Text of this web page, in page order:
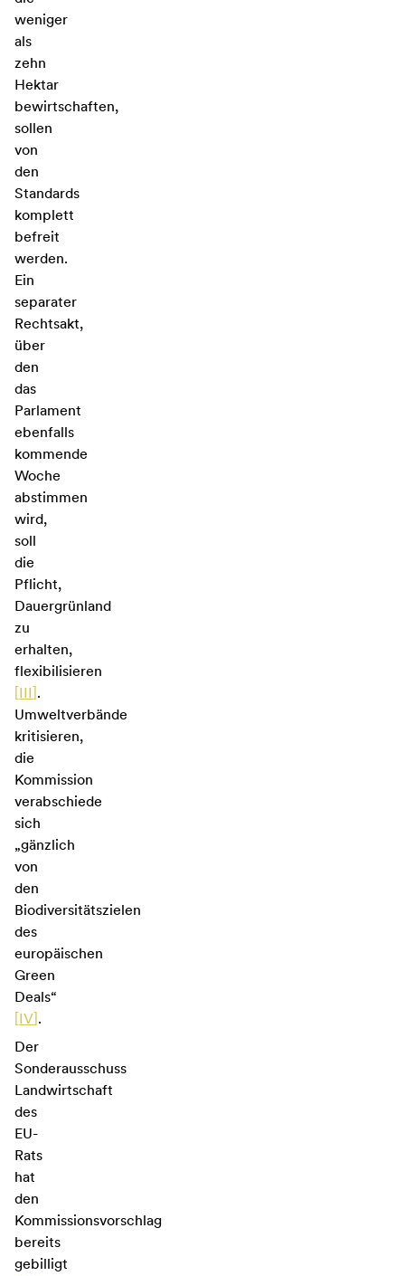
weniger
als
zehn
Hektar
bewirtschaften,
sollen
von
den
Standards
komplett
befreit
werden.
Ein
separater
Rechtsakt,
über
den
das
Parlament
ebenfalls
kommende
Woche
abstimmen
wird,
soll
die
Pflicht,
Dauergrünland
zu
erhalten,
flexibilisieren
[III].
Umweltverbände
kritisieren,
die
Kommission
verabschiede
sich
„gänzlich
von
den
Biodiversitätszielen
des
europäischen
Green
Deals“
[IV].
Der
Sonderausschuss
Landwirtschaft
des
EU-
Rats
hat
den
Kommissionsvorschlag
bereits
gebilligt